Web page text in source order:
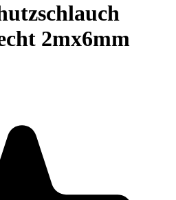
2mx6mm